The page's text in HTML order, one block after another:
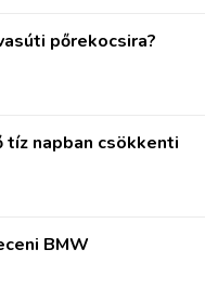
pőrekocsira?
napban csökkenti
BMW